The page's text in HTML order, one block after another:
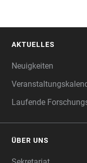
AKTUELLES
Neuigkeiten
Laufende
ÜBER UNS